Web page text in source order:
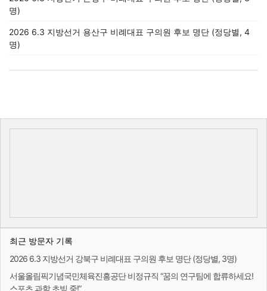
명)
2026 6.3 지방선거 용산구 비례대표 구의원 후보 명단 (정당별, 4
명)
최근 방문자 기록
2026 6.3 지방선거 강북구 비례대표 구의원 후보 명단 (정당별, 3명)
서울올림픽기념국민체육진흥공단 비정규직 “꿈의 연구팀에 합류하세요!
스포츠 과학 초빙 중!”